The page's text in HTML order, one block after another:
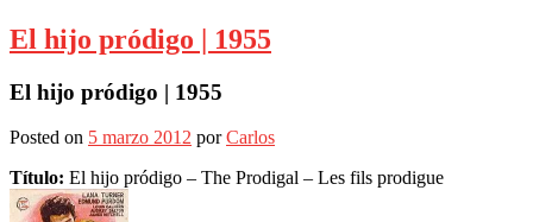
El hijo pródigo | 1955
El hijo pródigo | 1955
Posted on 5 marzo 2012 porCarlos
Título: El hijo pródigo – The Prodigal – Les fils prodigue